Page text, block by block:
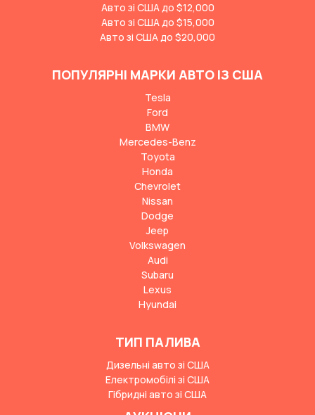
Авто зі США до $12,000
Авто зі США до $15,000
Авто зі США до $20,000
ПОПУЛЯРНІ МАРКИ АВТО ІЗ США
Tesla
Ford
BMW
Mercedes-Benz
Toyota
Honda
Chevrolet
Nissan
Dodge
Jeep
Volkswagen
Audi
Subaru
Lexus
Hyundai
ТИП ПАЛИВА
Дизельні авто зі США
Електромобілі зі США
Гібридні авто зі США